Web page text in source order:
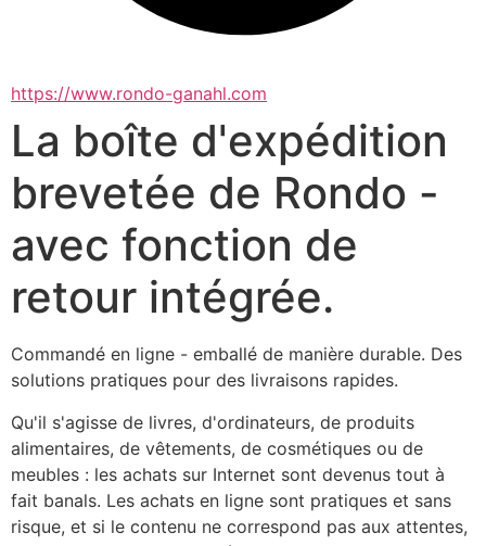
https://www.rondo-ganahl.com
La boîte d'expédition
brevetée de Rondo -
avec fonction de
retour intégrée.
Commandé en ligne - emballé de manière durable. Des
solutions pratiques pour des livraisons rapides.
Qu'il s'agisse de livres, d'ordinateurs, de produits
alimentaires, de vêtements, de cosmétiques ou de
meubles : les achats sur Internet sont devenus tout à
fait banals. Les achats en ligne sont pratiques et sans
risque, et si le contenu ne correspond pas aux attentes,